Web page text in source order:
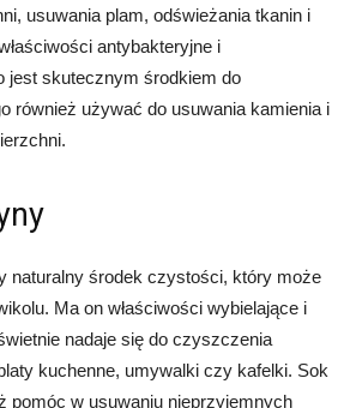
usuwania plam, odświeżania tkanin i
antybakteryjne i
jest skutecznym środkiem do
również używać do usuwania kamienia i
naturalny środek czystości, który może
Ma on właściwości wybielające i
nadaje się do czyszczenia
kuchenne, umywalki czy kafelki. Sok
pomóc w usuwaniu nieprzyjemnych